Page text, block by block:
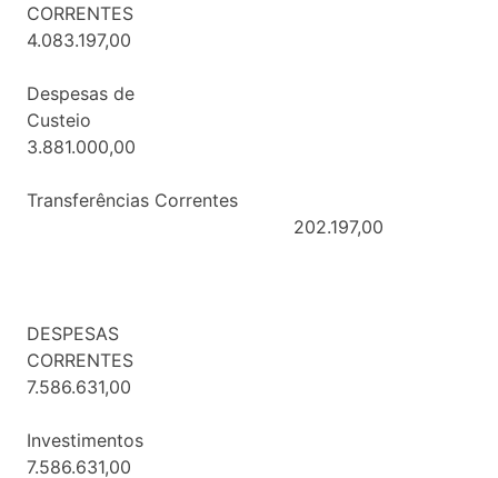
4.083.197,00
Despesas de
Custeio
3.881.000,00
Transferências Correntes
202.197,00
DESPESAS
7.586.631,00
7.586.631,00